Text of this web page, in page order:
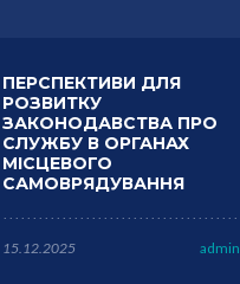
ПЕРСПЕКТИВИ ДЛЯ
РОЗВИТКУ
ЗАКОНОДАВСТВА ПРО
СЛУЖБУ В ОРГАНАХ
МІСЦЕВОГО
САМОВРЯДУВАННЯ
15.12.2025 admin